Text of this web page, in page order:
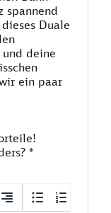
spannend
Duale
deine
ein paar
*